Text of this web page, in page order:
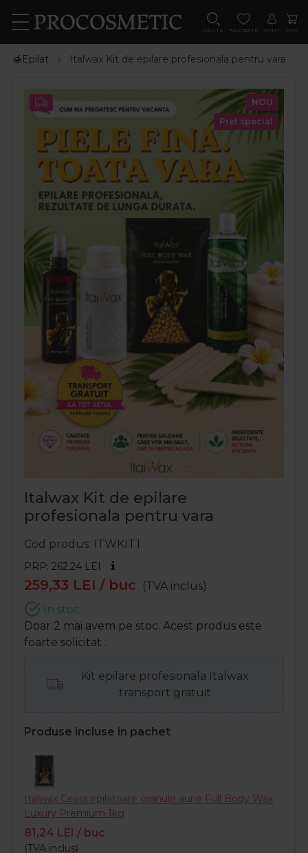
CAUTA FAVORITE CONT COS
🍯Epilat Italwax Kit de epilare profesionala pentru vara
NOU
Pret special
Italwax Kit de epilare
profesionala pentru vara
Cod produs ITWKIT1
PRP: 262,24 LEI
259,33 LEI / buc
(TVA inclus)
In stoc
Doar 2 mai avem pe stoc. Acest produs este
foarte solicitat .
Kit epilare profesionala Italwax
transport gratuit
Produse incluse in pachet
Italwax Ceara epilatoare granule aurie Full Body Wax
Luxury Premium 1kg
81,24 LEI / buc
(TVA inclus)